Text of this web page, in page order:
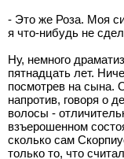
- Это же Роза. Моя
я что-нибудь не
Ну, немного
пятнадцать лет.
посмотрев на сына.
напротив, говоря о
волосы -
взъерошенном
сколько сам
только то, что